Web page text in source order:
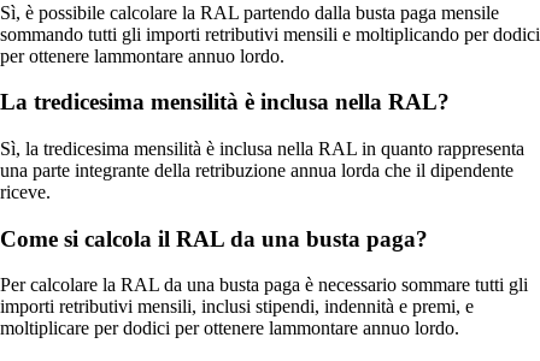
Sì, è possibile calcolare la RAL partendo dalla busta paga mensile
sommando tutti gli importi retributivi mensili e moltiplicando per dodici
per ottenere lammontare annuo lordo.
La tredicesima mensilità è inclusa nella RAL?
Sì, la tredicesima mensilità è inclusa nella RAL in quanto rappresenta
una parte integrante della retribuzione annua lorda che il dipendente
riceve.
Come si calcola il RAL da una busta paga?
Per calcolare la RAL da una busta paga è necessario sommare tutti gli
importi retributivi mensili, inclusi stipendi, indennità e premi, e
moltiplicare per dodici per ottenere lammontare annuo lordo.